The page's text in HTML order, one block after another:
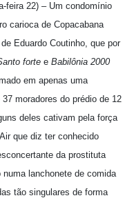
feira 22) – Um condomínio
carioca de Copacabana
Eduardo Coutinho, que por
forte e Babilônia 2000
em apenas uma
moradores do prédio de 12
deles cativam pela força
que diz ter conhecido
da prostituta
lanchonete de comida
tão singulares de forma